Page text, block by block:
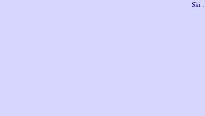
Ski :